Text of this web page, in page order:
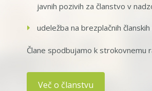
javnih pozivih za članstvo v
udeležba na brezplačnih
Člane spodbujamo k strokovnemu
Več o članstvu